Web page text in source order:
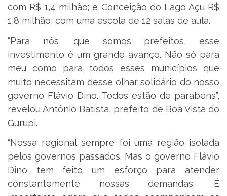
com R$ 1,4 milhão; e Conceição do Lago Açu R$
1,8 milhão, com uma escola de 12 salas de aula.
“Para nós, que somos prefeitos, esse
investimento é um grande avanço. Não só para
meu como para todos esses municípios que
muito necessitam desse olhar solidário do nosso
governo Flávio Dino. Todos estão de parabéns”,
revelou Antônio Batista, prefeito de Boa Vista do
Gurupi.
“Nossa regional sempre foi uma região isolada
pelos governos passados. Mas o governo Flávio
Dino tem feito um esforço para atender
constantemente nossas demandas. É